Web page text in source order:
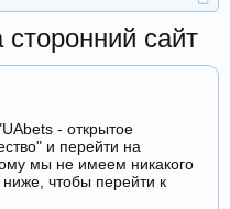
сайт
- открытое
и перейти на
мы не имеем никакого
чтобы перейти к